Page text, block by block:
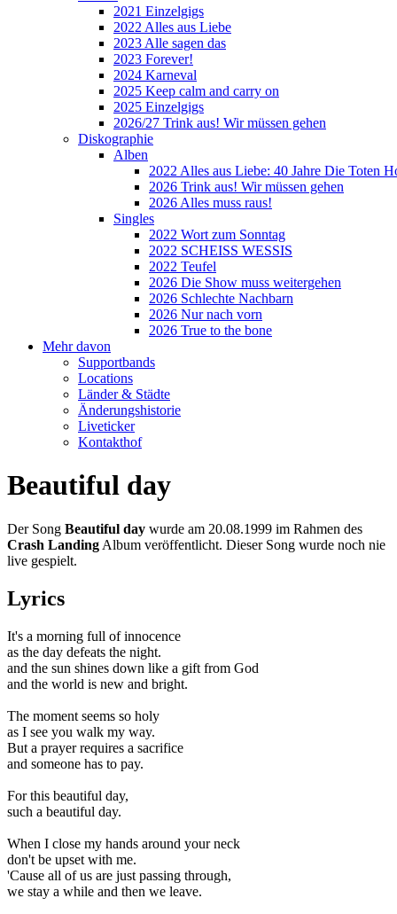
2021 Einzelgigs
2022 Alles aus Liebe
2023 Alle sagen das
2023 Forever!
2024 Karneval
2025 Keep calm and carry on
2025 Einzelgigs
2026/27 Trink aus! Wir müssen gehen
Diskographie
Alben
2022 Alles aus Liebe: 40 Jahre Die Toten
2026 Trink aus! Wir müssen gehen
2026 Alles muss raus!
Singles
2022 Wort zum Sonntag
2022 SCHEISS WESSIS
2022 Teufel
2026 Die Show muss weitergehen
2026 Schlechte Nachbarn
2026 Nur nach vorn
2026 True to the bone
Mehr davon
Supportbands
Locations
Länder & Städte
Änderungshistorie
Liveticker
Kontakthof
Beautiful day
Der Song Beautiful day wurde am 20.08.1999 im Rahmen des
Crash Landing Album veröffentlicht. Dieser Song wurde noch nie
live gespielt.
Lyrics
It's a morning full of innocence
as the day defeats the night.
and the sun shines down like a gift from God
and the world is new and bright.
The moment seems so holy
as I see you walk my way.
But a prayer requires a sacrifice
and someone has to pay.
For this beautiful day,
such a beautiful day.
When I close my hands around your neck
don't be upset with me.
'Cause all of us are just passing through,
we stay a while and then we leave.